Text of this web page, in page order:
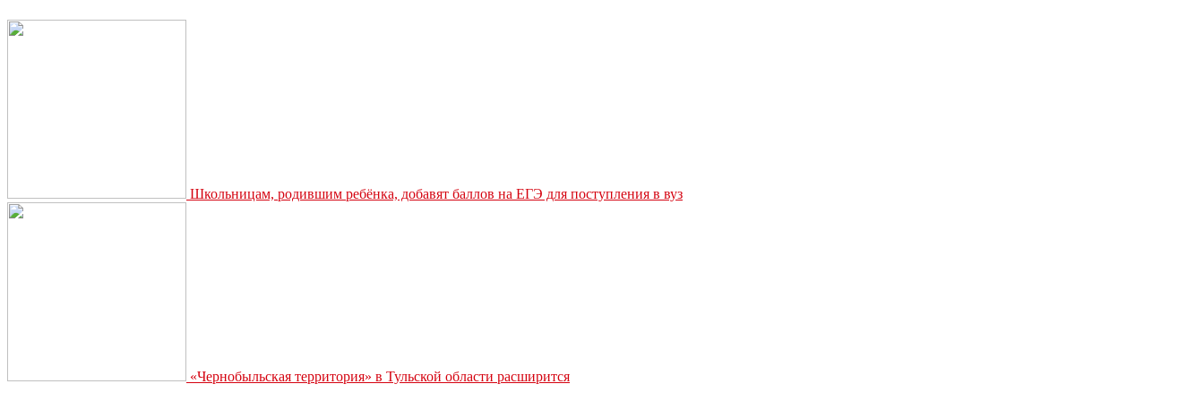
Школьницам, родившим ребёнка, добавят баллов на ЕГЭ для поступления в вуз
«Чернобыльская территория» в Тульской области расширится